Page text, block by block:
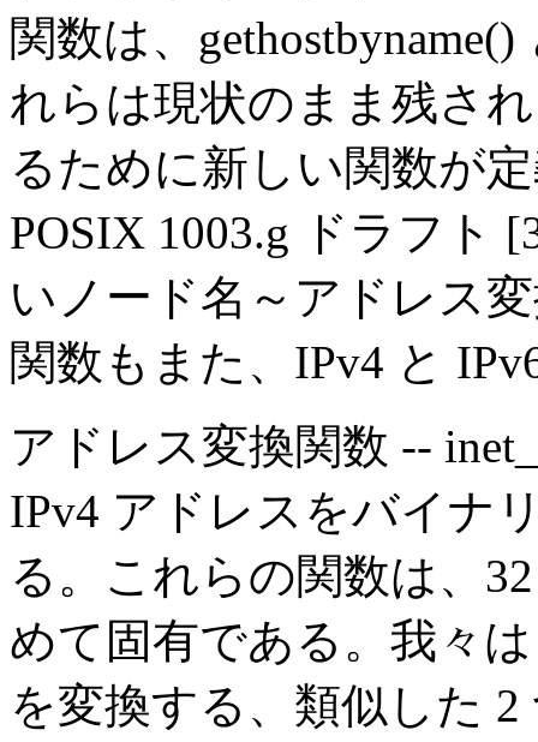
関数は、
れらは現状のまま残さ
るために新しい関数が
POSIX 1003.g ドラフト
いノード名～アドレス
関数もまた、IPv4 と
アドレス変換関数 --
IPv4 アドレスをバイナ
る。これらの関数は、
めて固有である。我々
を変換する、類似した